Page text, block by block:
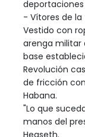
- Vítores de
Vestido con
arenga militar
base
Revolución
de fricción
Habana.
"Lo que
manos del